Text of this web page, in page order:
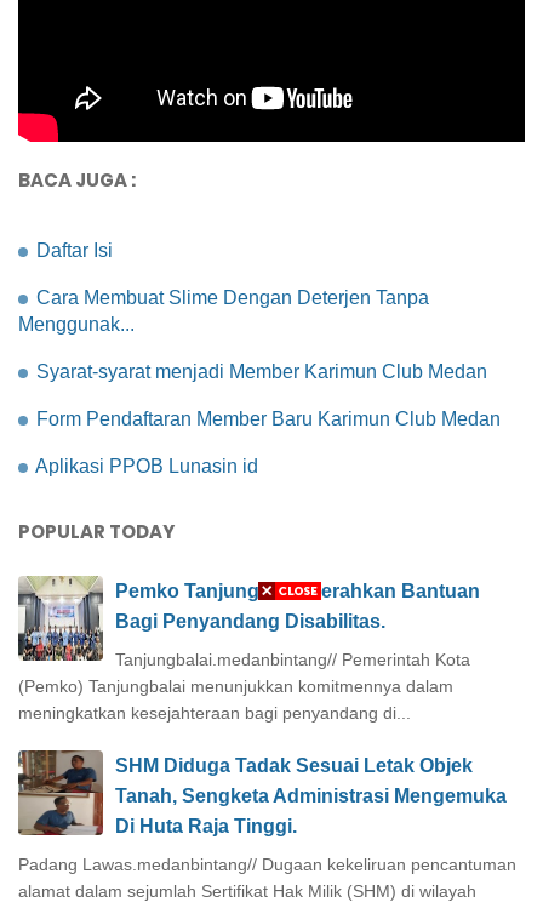
BACA JUGA :
Daftar Isi
Cara Membuat Slime Dengan Deterjen Tanpa
Menggunak...
Syarat-syarat menjadi Member Karimun Club Medan
Form Pendaftaran Member Baru Karimun Club Medan
Aplikasi PPOB Lunasin id
POPULAR TODAY
Pemko Tanjungbalai Serahkan Bantuan
Bagi Penyandang Disabilitas.
Tanjungbalai.medanbintang// Pemerintah Kota
(Pemko) Tanjungbalai menunjukkan komitmennya dalam
meningkatkan kesejahteraan bagi penyandang di...
SHM Diduga Tadak Sesuai Letak Objek
Tanah, Sengketa Administrasi Mengemuka
Di Huta Raja Tinggi.
Padang Lawas.medanbintang// Dugaan kekeliruan pencantuman
alamat dalam sejumlah Sertifikat Hak Milik (SHM) di wilayah